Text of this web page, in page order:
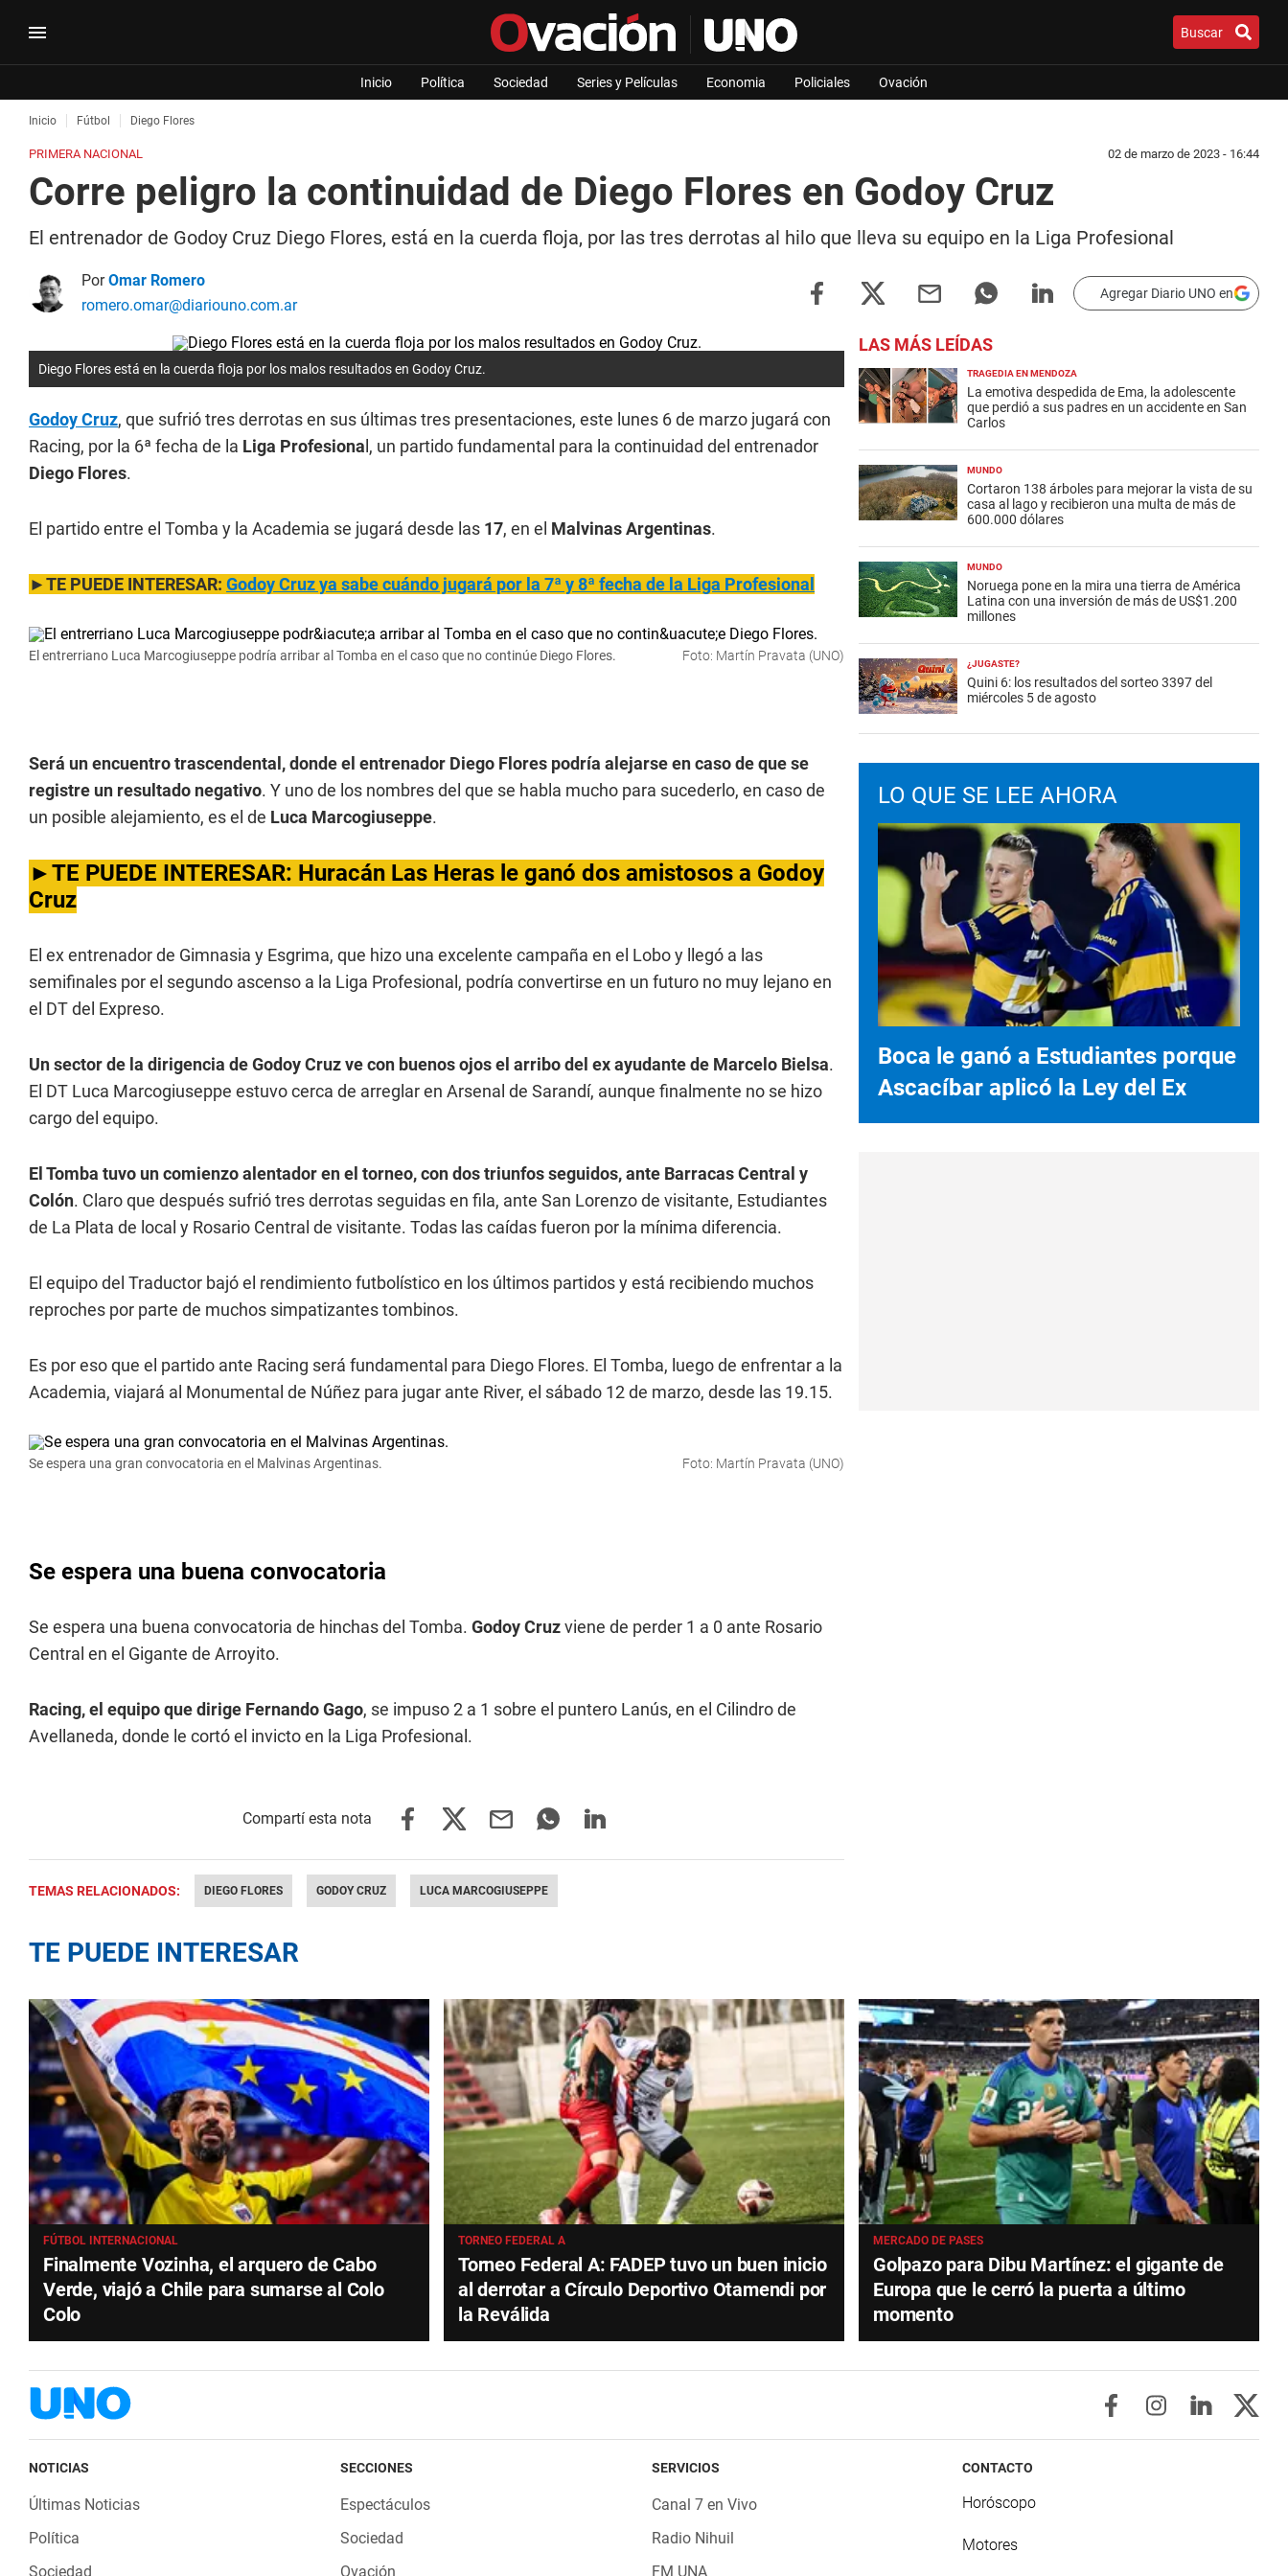
Buscar
Inicio Política Sociedad Series y Películas Economia Policiales Ovación
Inicio Fútbol Diego Flores
PRIMERA NACIONAL 02 de marzo de 2023 - 16:44
Corre peligro la continuidad de Diego Flores en Godoy Cruz
El entrenador de Godoy Cruz Diego Flores, está en la cuerda floja, por las tres derrotas al hilo que lleva su equipo en la Liga Profesional
PorOmar Romero
romero.omar@diariouno.com.ar
Agregar Diario UNO en
Diego Flores está en la cuerda floja por los malos resultados en Godoy Cruz.
Godoy Cruz, que sufrió tres derrotas en sus últimas tres presentaciones, este lunes 6 de marzo jugará con
Racing, por la 6ª fecha de la Liga Profesiona l, un partido fundamental para la continuidad del entrenador
Diego Flores.
El partido entre el Tomba y la Academia se jugará desde las 17, en el Malvinas Argentinas.
►TE PUEDE INTERESAR: Godoy Cruz ya sabe cuándo jugará por la 7ª y 8ª fecha de la Liga Profesional
El entrerriano Luca Marcogiuseppe podría arribar al Tomba en el caso que no continúe Diego Flores. Foto: Martín Pravata (UNO)
Será un encuentro trascendental, donde el entrenador Diego Flores podría alejarse en caso de que se
registre un resultado negativo. Y uno de los nombres del que se habla mucho para sucederlo, en caso de
un posible alejamiento, es el de Luca Marcogiuseppe.
►TE PUEDE INTERESAR: Huracán Las Heras le ganó dos amistosos a Godoy
Cruz
El ex entrenador de Gimnasia y Esgrima, que hizo una excelente campaña en el Lobo y llegó a las
semifinales por el segundo ascenso a la Liga Profesional, podría convertirse en un futuro no muy lejano en
el DT del Expreso.
Un sector de la dirigencia de Godoy Cruz ve con buenos ojos el arribo del ex ayudante de Marcelo Bielsa.
El DT Luca Marcogiuseppe estuvo cerca de arreglar en Arsenal de Sarandí, aunque finalmente no se hizo
cargo del equipo.
El Tomba tuvo un comienzo alentador en el torneo, con dos triunfos seguidos, ante Barracas Central y
Colón. Claro que después sufrió tres derrotas seguidas en fila, ante San Lorenzo de visitante, Estudiantes
de La Plata de local y Rosario Central de visitante. Todas las caídas fueron por la mínima diferencia.
El equipo del Traductor bajó el rendimiento futbolístico en los últimos partidos y está recibiendo muchos
reproches por parte de muchos simpatizantes tombinos.
Es por eso que el partido ante Racing será fundamental para Diego Flores. El Tomba, luego de enfrentar a la
Academia, viajará al Monumental de Núñez para jugar ante River, el sábado 12 de marzo, desde las 19.15.
Se espera una gran convocatoria en el Malvinas Argentinas. Foto: Martín Pravata (UNO)
Se espera una buena convocatoria
Se espera una buena convocatoria de hinchas del Tomba. Godoy Cruzviene de perder 1 a 0 ante Rosario
Central en el Gigante de Arroyito.
Racing, el equipo que dirige Fernando Gago, se impuso 2 a 1 sobre el puntero Lanús, en el Cilindro de
Avellaneda, donde le cortó el invicto en la Liga Profesional.
TEMAS RELACIONADOS: DIEGO FLORES GODOY CRUZ LUCA MARCOGIUSEPPE
LAS MÁS LEÍDAS
TRAGEDIA EN MENDOZA
La emotiva despedida de Ema, la adolescente
que perdió a sus padres en un accidente en San
Carlos
MUNDO
Cortaron 138 árboles para mejorar la vista de su
casa al lago y recibieron una multa de más de
600.000 dólares
MUNDO
Noruega pone en la mira una tierra de América
Latina con una inversión de más de US$1.200
millones
¿JUGASTE?
Quini 6: los resultados del sorteo 3397 del
miércoles 5 de agosto
LO QUE SE LEE AHORA
Boca le ganó a Estudiantes porque
Ascacíbar aplicó la Ley del Ex
TE PUEDE INTERESAR
FÚTBOL INTERNACIONAL
Finalmente Vozinha, el arquero de Cabo
Verde, viajó a Chile para sumarse al Colo
Colo
TORNEO FEDERAL A
Torneo Federal A: FADEP tuvo un buen inicio
al derrotar a Círculo Deportivo Otamendi por
la Reválida
MERCADO DE PASES
Golpazo para Dibu Martínez: el gigante de
Europa que le cerró la puerta a último
momento
NOTICIAS
Últimas Noticias
Política
Sociedad
SECCIONES
Espectáculos
Sociedad
Ovación
SERVICIOS
Canal 7 en Vivo
Radio Nihuil
FM UNA
CONTACTO
Horóscopo
Motores